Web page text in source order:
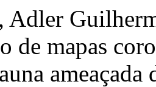
de mapas